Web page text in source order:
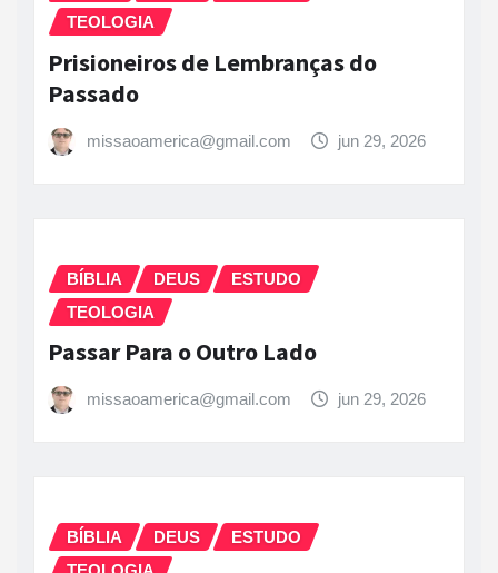
TEOLOGIA
Prisioneiros de Lembranças do
Passado
missaoamerica@gmail.com jun 29, 2026
BÍBLIA DEUS
ESTUDO
TEOLOGIA
Passar Para o Outro Lado
missaoamerica@gmail.com jun 29, 2026
BÍBLIA DEUS
ESTUDO